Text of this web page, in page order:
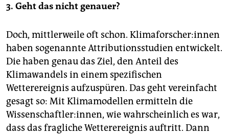
3. Geht das nicht genauer?
Doch, mittlerweile oft schon. Kli­ma­for­sche­r:in­nen
haben sogenannte Attributionsstudien entwickelt.
Die haben genau das Ziel, den Anteil des
Klimawandels in einem spezifischen
Wetterereignis aufzuspüren. Das geht vereinfacht
gesagt so: Mit Klimamodellen ermitteln die
Wissenschaftler:innen, wie wahrscheinlich es war,
dass das fragliche Wetterereignis auftritt. Dann